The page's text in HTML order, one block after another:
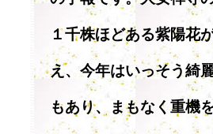
１千株ほどある紫陽花
え、今年はいっそう綺
もあり、まもなく重機